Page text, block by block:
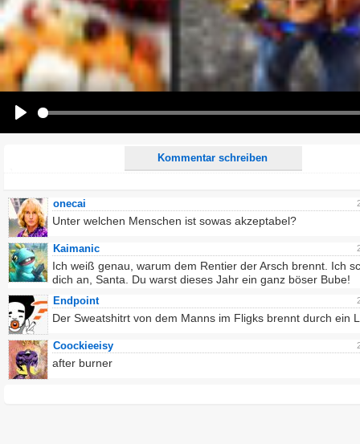
Kommentar schreiben
Alle HTML-Tags außer <br>, <strike> und <i> werden aus Deinem Kommentar entfernt.
URLs werden automatisch umgewandelt. Bitte verwende "www." oder "http://" in URLs
Ich möchte eine E-Mail, wenn auf dieser Seite weitere Kommentare erscheinen.
onecai
Unter welchen Menschen ist sowas akzeptabel?
Kaimanic
Ich weiß genau, warum dem Rentier der Arsch brennt. Ich
dich an, Santa. Du warst dieses Jahr ein ganz böser Bube!
Endpoint
Der Sweatshitrt von dem Manns im Fligks brennt durch ein
Coockieeisy
after burner